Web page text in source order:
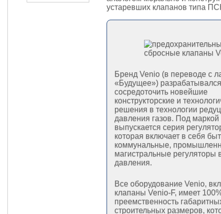
устаревших клапанов типа
Бренд Venio (в переводе с
«Будущее»)
сосредоточить новейшие
конструкторские и
решения в технологии
давления газов. Под маркой
выпускается серия
которая включает в себя
коммунальные,
магистральные регуляторы
давления.
Все оборудование Venio,
клапаны Venio-F, имеет
преемственность
строительных размеров,